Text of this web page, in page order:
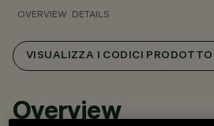
OVERVIEW DETAILS
VISUALIZZA I CODICI PRODOTTO
Overview